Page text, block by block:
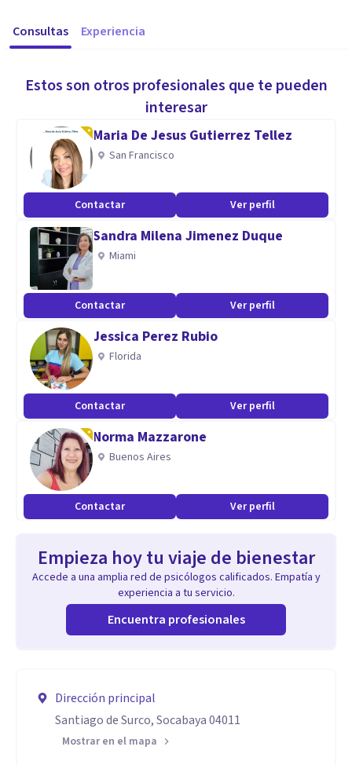
Consultas Experiencia
Estos son otros profesionales que te pueden
interesar
Maria De Jesus Gutierrez Tellez
San Francisco
Contactar Ver perfil
Sandra Milena Jimenez Duque
Miami
Contactar Ver perfil
Jessica Perez Rubio
Florida
Contactar Ver perfil
Norma Mazzarone
Buenos Aires
Contactar Ver perfil
Empieza hoy tu viaje de bienestar
Accede a una amplia red de psicólogos calificados. Empatía y
experiencia a tu servicio.
Encuentra profesionales
Dirección principal
Santiago de Surco, Socabaya 04011
Mostrar en el mapa